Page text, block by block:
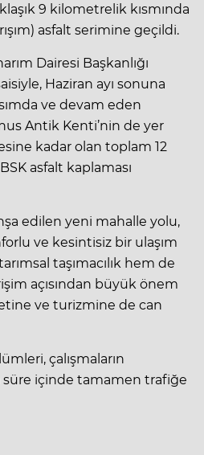
9 kilometrelik kısmında
asfalt serimine geçildi.
Dairesi Başkanlığı
Haziran ayı sonuna
ve devam eden
Antik Kenti’nin de yer
kadar olan toplam 12
asfalt kaplaması
edilen yeni mahalle yolu,
ve kesintisiz bir ulaşım
taşımacılık hem de
açısından büyük önem
ve turizmine de can
çalışmaların
süre içinde tamamen trafiğe